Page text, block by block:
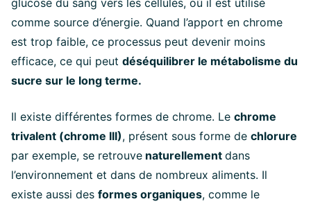
glucose du sang vers les cellules, où il est utilisé
comme source d’énergie. Quand l’apport en chrome
est trop faible, ce processus peut devenir moins
efficace, ce qui peut déséquilibrer le métabolisme du
sucre sur le long terme.
Il existe différentes formes de chrome. Le chrome
trivalent (chrome III), présent sous forme de chlorure
par exemple, se retrouve naturellement dans
l’environnement et dans de nombreux aliments. Il
existe aussi des formes organiques, comme le